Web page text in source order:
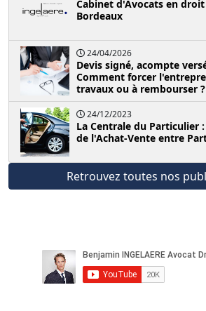
Cabinet d'Avocats en
Bordeaux
24/04/2026
Devis signé, acompte
Comment forcer
travaux ou à rembourser
24/12/2023
La Centrale du Particulier
de l'Achat-Vente entre
Retrouvez toutes nos